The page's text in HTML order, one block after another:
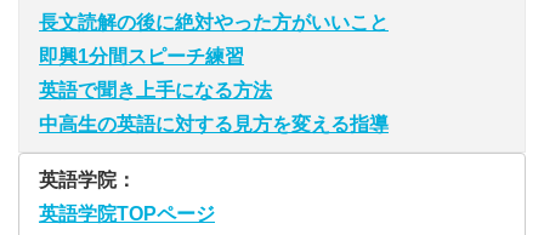
長文読解の後に絶対やった方がいいこと
即興1分間スピーチ練習
英語で聞き上手になる方法
中高生の英語に対する見方を変える指導
英語学院：
英語学院TOPページ